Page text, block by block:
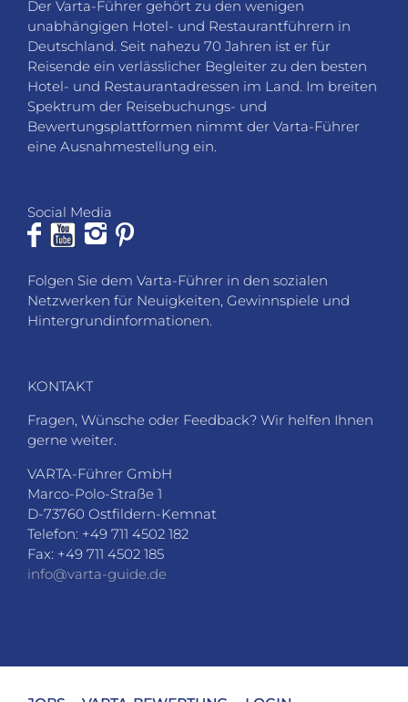
Der Varta-Führer gehört zu den wenigen
unabhängigen Hotel- und Restaurantführern in
Deutschland. Seit nahezu 70 Jahren ist er für
Reisende ein verlässlicher Begleiter zu den besten
Hotel- und Restaurantadressen im Land. Im breiten
Spektrum der Reisebuchungs- und
Bewertungsplattformen nimmt der Varta-Führer
eine Ausnahmestellung ein.
Social Media
Folgen Sie dem Varta-Führer in den sozialen
Netzwerken für Neuigkeiten, Gewinnspiele und
Hintergrundinformationen.
KONTAKT
Fragen, Wünsche oder Feedback? Wir helfen Ihnen
gerne weiter.
VARTA-Führer GmbH
Marco-Polo-Straße 1
D-73760 Ostfildern-Kemnat
Telefon: +49 711 4502 182
Fax: +49 711 4502 185
info@varta-guide.de